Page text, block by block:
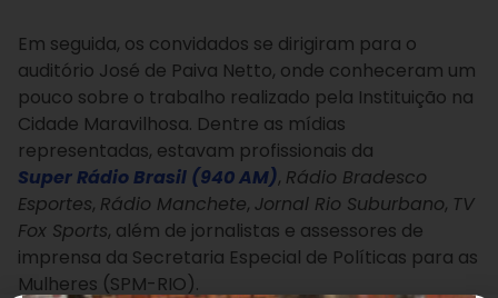
Em seguida, os convidados se dirigiram para o
auditório José de Paiva Netto, onde conheceram um
pouco sobre o trabalho realizado pela Instituição na
Cidade Maravilhosa. Dentre as mídias
representadas, estavam profissionais da
Super Rádio Brasil (940 AM), Rádio Bradesco
Esportes, Rádio Manchete, Jornal Rio Suburbano, TV
Fox Sports, além de jornalistas e assessores de
imprensa da Secretaria Especial de Políticas para as
Mulheres (SPM-RIO).